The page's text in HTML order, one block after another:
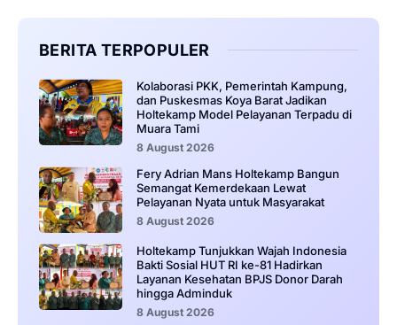
BERITA TERPOPULER
Kolaborasi PKK, Pemerintah Kampung,
dan Puskesmas Koya Barat Jadikan
Holtekamp Model Pelayanan Terpadu di
Muara Tami
8 August 2026
Fery Adrian Mans Holtekamp Bangun
Semangat Kemerdekaan Lewat
Pelayanan Nyata untuk Masyarakat
8 August 2026
Holtekamp Tunjukkan Wajah Indonesia
Bakti Sosial HUT RI ke-81 Hadirkan
Layanan Kesehatan BPJS Donor Darah
hingga Adminduk
8 August 2026